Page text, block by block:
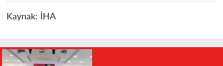
Kaynak: İHA